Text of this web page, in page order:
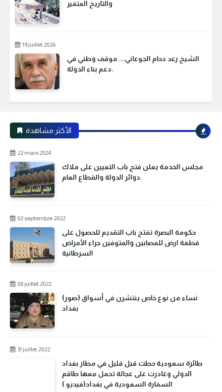
والتاريخ المتغير
19 juillet 2026
الشيخ رعد دحام الجوعاني... موقف وطني في
دعم بناء الدولة.
الأكثر مشاهدة
22 mars 2024
مجلس الخدمة يعلن فتح باب التعيين على ملاك
دوائر الدولة والقطاع العام.
02 septembre 2022
حكومة البصرة تفتح باب التقديم للحصول على
قطعة ارض للمصابين والمتوفين جراء الأمراض
السرطانية
08 juillet 2022
(صور) نساء من نوع خاص ينتشرن في أسواق
بغداد
31 juillet 2022
طائرة سعودية حطت قبل قليل في مطار بغداد
الدولي وغادرت على عجالة تحمل معها طاقم
السفارة السعودية في بغداد(فيديو )